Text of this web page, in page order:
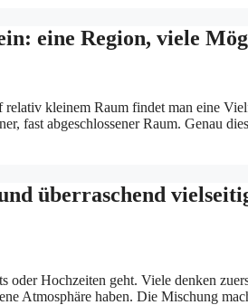
eine Region, viele
relativ kleinem Raum findet man eine
fast abgeschlossener Raum. Genau
überraschend
oder Hochzeiten geht. Viele denken
Atmosphäre haben. Die Mischung